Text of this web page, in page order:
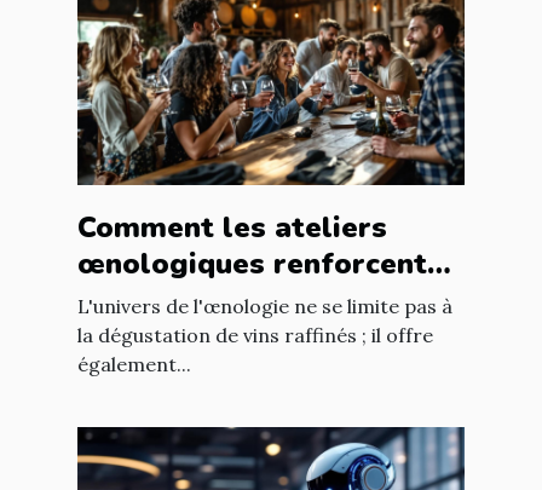
Comment les ateliers
œnologiques renforcent
les liens professionnels ?
L'univers de l'œnologie ne se limite pas à
la dégustation de vins raffinés ; il offre
également...